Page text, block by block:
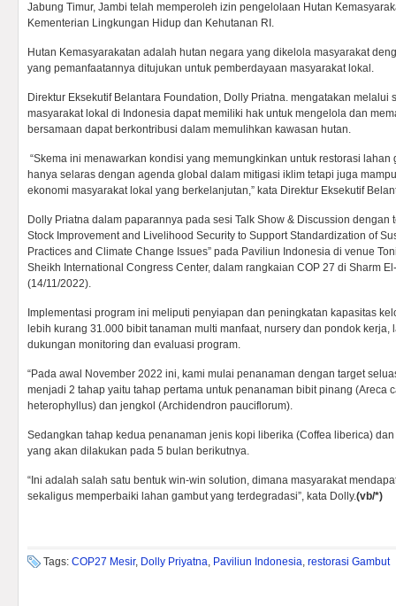
Jabung Timur, Jambi telah memperoleh izin pengelolaan Hutan
Kementerian Lingkungan Hidup dan Kehutanan RI.
Hutan Kemasyarakatan adalah hutan negara yang dikelola masyarakat
yang pemanfaatannya ditujukan untuk pemberdayaan masyarakat lokal.
Direktur Eksekutif Belantara Foundation, Dolly Priatna. mengatakan melalui
masyarakat lokal di Indonesia dapat memiliki hak untuk mengelola dan
bersamaan dapat berkontribusi dalam memulihkan kawasan hutan.
“Skema ini menawarkan kondisi yang memungkinkan untuk restorasi
hanya selaras dengan agenda global dalam mitigasi iklim tetapi juga
ekonomi masyarakat lokal yang berkelanjutan,” kata Direktur Eksekutif
Dolly Priatna dalam paparannya pada sesi Talk Show & Discussion dengan
Stock Improvement and Livelihood Security to Support Standardization of
Practices and Climate Change Issues” pada Paviliun Indonesia di venue
Sheikh International Congress Center, dalam rangkaian COP 27 di Sharm
(14/11/2022).
Implementasi program ini meliputi penyiapan dan peningkatan kapasitas
lebih kurang 31.000 bibit tanaman multi manfaat, nursery dan pondok kerja,
dukungan monitoring dan evaluasi program.
“Pada awal November 2022 ini, kami mulai penanaman dengan target
menjadi 2 tahap yaitu tahap pertama untuk penanaman bibit pinang (Areca
heterophyllus) dan jengkol (Archidendron pauciflorum).
Sedangkan tahap kedua penanaman jenis kopi liberika (Coffea liberica)
yang akan dilakukan pada 5 bulan berikutnya.
“Ini adalah salah satu bentuk win-win solution, dimana masyarakat
sekaligus memperbaiki lahan gambut yang terdegradasi”, kata Dolly.(vb/*)
Tags: COP27 Mesir, Dolly Priyatna, Paviliun Indonesia, restorasi Gambut